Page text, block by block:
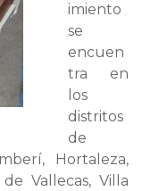
imiento
se
encuen
tra en
los
distritos
de
Hortaleza,
Vallecas, Villa